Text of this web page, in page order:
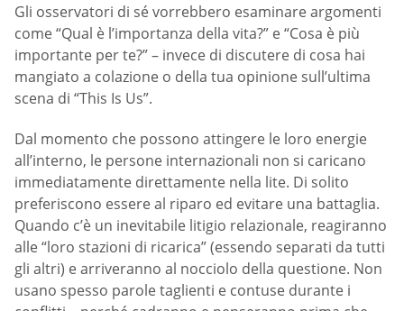
Gli osservatori di sé vorrebbero esaminare argomenti
come “Qual è l’importanza della vita?” e “Cosa è più
importante per te?” – invece di discutere di cosa hai
mangiato a colazione o della tua opinione sull’ultima
scena di “This Is Us”.
Dal momento che possono attingere le loro energie
all’interno, le persone internazionali non si caricano
immediatamente direttamente nella lite. Di solito
preferiscono essere al riparo ed evitare una battaglia.
Quando c’è un inevitabile litigio relazionale, reagiranno
alle “loro stazioni di ricarica” ​​(essendo separati da tutti
gli altri) e arriveranno al nocciolo della questione. Non
usano spesso parole taglienti e contuse durante i